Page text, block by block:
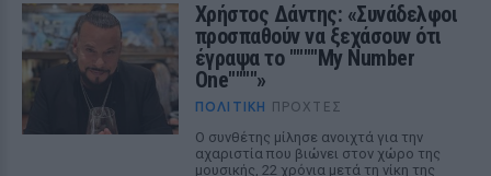
Χρήστος Δάντης: «Συνάδελφοι
προσπαθούν να ξεχάσουν ότι
έγραψα το """"My Number
One""""»
ΠΟΛΙΤΙΚΉ ΠΡΟΧΤΈΣ
Ο συνθέτης μίλησε ανοιχτά για την
αχαριστία που βιώνει στον χώρο της
μουσικής, 22 χρόνια μετά τη νίκη της